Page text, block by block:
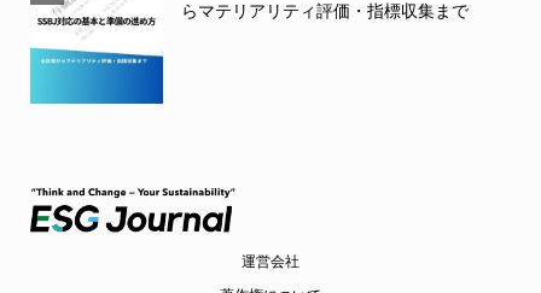
らマテリアリティ評価・指標収集まで
運営会社